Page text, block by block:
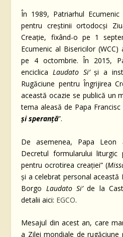
În 1989, Patriarhul
pentru creștinii ortodocși
Creație, fixând-o pe 1
Ecumenic al Bisericilor
pe 4 octombrie. În 2015,
enciclicaLaudato Si’și a
Rugăciune pentru Îngrijirea
această ocazie se publică un
tema aleasă de Papa
și speranță”.
De asemenea, Papa Leon
Decretul formularului liturgic
pentru ocrotirea creației” (
și a celebrat personal această
Borgo Laudato Si’de la
detalii aici: EGCO.
Mesajul din acest an, care
a Zilei mondiale de